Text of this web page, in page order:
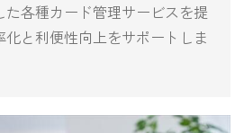
各種カード管理サービスを提
と利便性向上をサポートしま